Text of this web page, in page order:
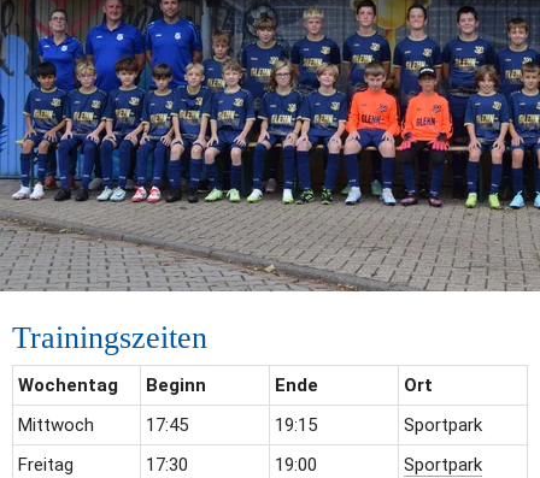
Trainingszeiten
Wochentag Beginn Ende
Ort
Mittwoch
17:45 19:15
Sportpark
Freitag
17:30 19:00 Sportpark